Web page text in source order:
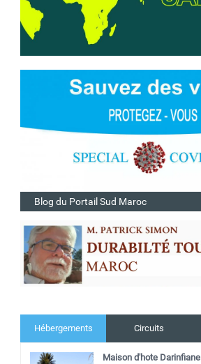
Blog du Portail Sud Maroc
Hébergements Circuits
Maison d'hote Darinfiane